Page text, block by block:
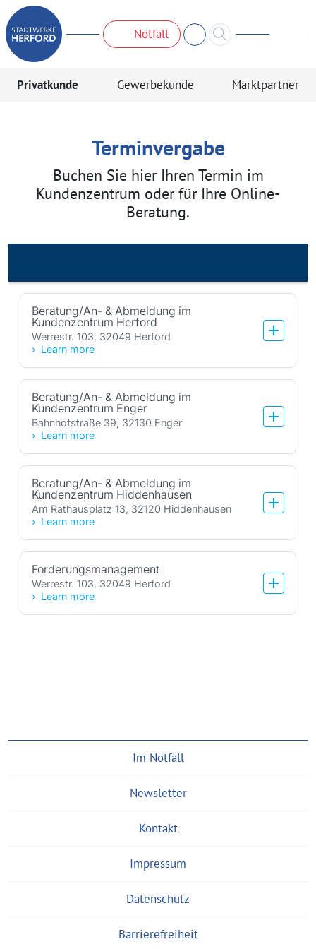
Notfall
Privatkunde Gewerbekunde Marktpartner
Terminvergabe
Buchen Sie hier Ihren Termin im
Kundenzentrum oder für Ihre Online-
Beratung.
Im Notfall
Newsletter
Kontakt
Impressum
Datenschutz
Barrierefreiheit